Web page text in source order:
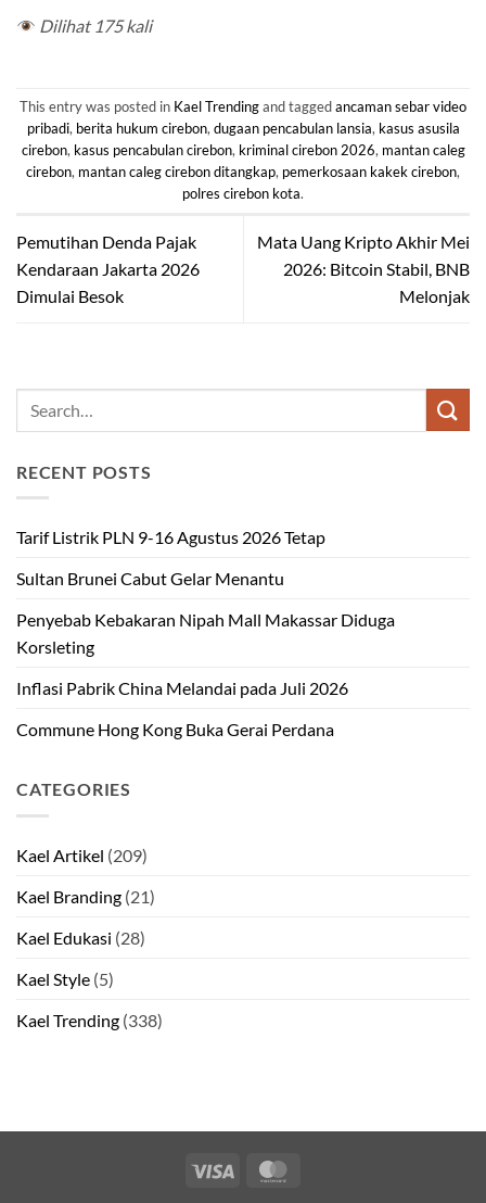
Dilihat 175 kali
This entry was posted in Kael Trendingand taggedancaman sebar video
pribadi, berita hukum cirebon,dugaan pencabulan lansia, kasus asusila
cirebon, kasus pencabulan cirebon, kriminal cirebon 2026, mantan caleg
cirebon, mantan caleg cirebon ditangkap, pemerkosaan kakek cirebon,
polres cirebon kota.
Pemutihan Denda Pajak
Kendaraan Jakarta 2026
Dimulai Besok
Mata Uang Kripto Akhir Mei
2026: Bitcoin Stabil, BNB
Melonjak
RECENT POSTS
Tarif Listrik PLN 9-16 Agustus 2026 Tetap
Sultan Brunei Cabut Gelar Menantu
Penyebab Kebakaran Nipah Mall Makassar Diduga
Korsleting
Inflasi Pabrik China Melandai pada Juli 2026
Commune Hong Kong Buka Gerai Perdana
CATEGORIES
Kael Artikel (209)
Kael Branding (21)
Kael Edukasi (28)
Kael Style (5)
Kael Trending (338)
Visa